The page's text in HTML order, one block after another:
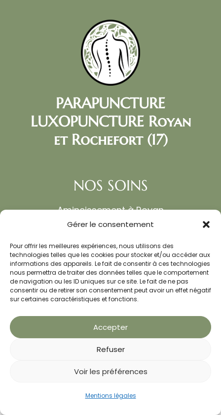
Gérer le consentement
Pour offrir les meilleures expériences, nous utilisons des
technologies telles que les cookies pour stocker et/ou accéder aux
informations des appareils. Le fait de consentir à ces technologies
nous permettra de traiter des données telles que le comportement
de navigation ou les ID uniques sur ce site. Le fait de ne pas
consentir ou de retirer son consentement peut avoir un effet négatif
sur certaines caractéristiques et fonctions.
Accepter
Refuser
Voir les préférences
Mentions légales
PARAPUNCTURE
LUXOPUNCTURE Royan
et Rochefort (17)
NOS SOINS
Amincissement à Royan
Perte de poids Royan
Amincissement à Rochefort
Maigrir sans régime
Cure d’amincissement
Cure minceur
Anxiété et dépression
Troubles du sommeil
Prendre RDV